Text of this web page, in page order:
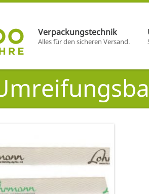
Verpackungstechnik
Alles für den sicheren Versand.